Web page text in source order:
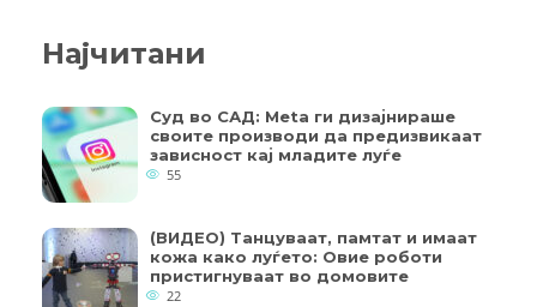
Најчитани
Суд во САД: Meta ги дизајнираше
своите производи да предизвикаат
зависност кај младите луѓе
55
(ВИДЕО) Танцуваат, памтат и имаат
кожа како луѓето: Овие роботи
пристигнуваат во домовите
22